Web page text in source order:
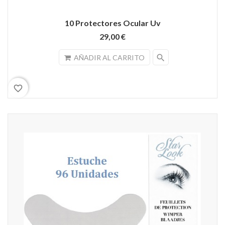
10 Protectores Ocular Uv
29,00 €
AÑADIR AL CARRITO search
favorite_border